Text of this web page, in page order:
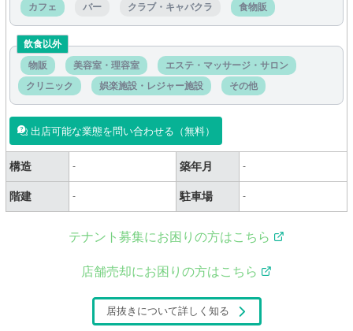
カフェ
バー クラブ・キャバクラ 食物販
飲食以外
物販
美容室・理容室
エステ・マッサージ・サロン
クリニック
娯楽施設・レジャー施設 その他
出店可能な業態を問い合わせる（無料）
構造 - 築年月 -
階建 - 駐車場 -
テナント募集にお困りの方はこちら
店舗売却にお困りの方はこちら
居抜きについて詳しく知る